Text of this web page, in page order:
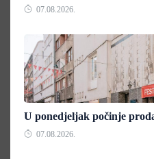
07.08.2026.
U ponedjeljak počinje
07.08.2026.